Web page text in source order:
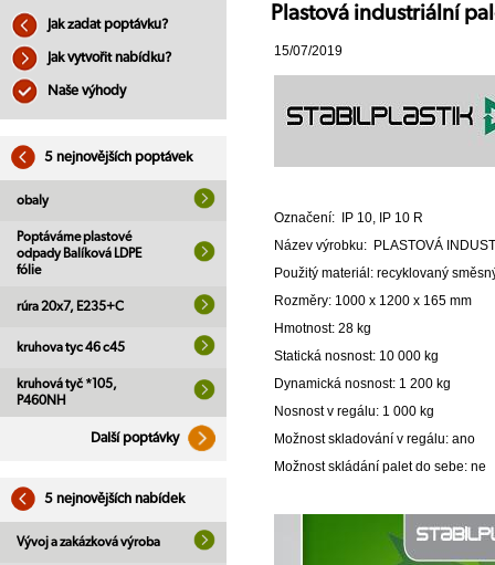
Jak zadat poptávku?
Jak vytvořit nabídku?
Naše výhody
5 nejnovějších poptávek
obaly
Poptáváme plastové
odpady Balíková LDPE
fólie
rúra 20x7, E235+C
kruhova tyc 46 c45
kruhová tyč *105,
P460NH
Další poptávky
5 nejnovějších nabídek
Vývoj a zakázková výroba
Plastová industriální
15/07/2019
Označení: IP 10, IP 10 R
Název výrobku: PLASTOVÁ
Použitý materiál: recyklovaný
Rozměry: 1000 x 1200 x 165 mm
Hmotnost: 28 kg
Statická nosnost: 10 000 kg
Dynamická nosnost: 1 200 kg
Nosnost v regálu: 1 000 kg
Možnost skladování v regálu: ano
Možnost skládání palet do sebe: ne